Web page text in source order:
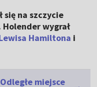
się na szczycie
Holender wygrał
Hamiltona i
miejsce